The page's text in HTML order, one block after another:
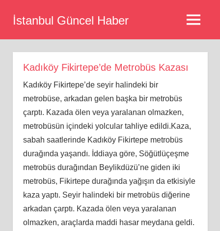
İstanbul Güncel Haber MENU
Kadıköy Fikirtepe’de Metrobüs Kazası
Kadıköy Fikirtepe’de seyir halindeki bir
metrobüse, arkadan gelen başka bir metrobüs
çarptı. Kazada ölen veya yaralanan olmazken,
metrobüsün içindeki yolcular tahliye edildi.Kaza,
sabah saatlerinde Kadıköy Fikirtepe metrobüs
durağında yaşandı. İddiaya göre, Söğütlüçeşme
metrobüs durağından Beylikdüzü’ne giden iki
metrobüs, Fikirtepe durağında yağışın da etkisiyle
kaza yaptı. Seyir halindeki bir metrobüs diğerine
arkadan çarptı. Kazada ölen veya yaralanan
olmazken, araçlarda maddi hasar meydana geldi.